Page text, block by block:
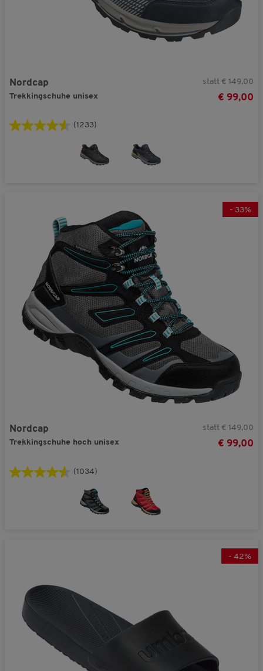
Nordcap
Trekkingschuhe unisex
statt € 149,00
€ 99,00
(1233)
- 33%
Nordcap
Trekkingschuhe hoch unisex
statt € 149,00
€ 99,00
(1034)
- 42%